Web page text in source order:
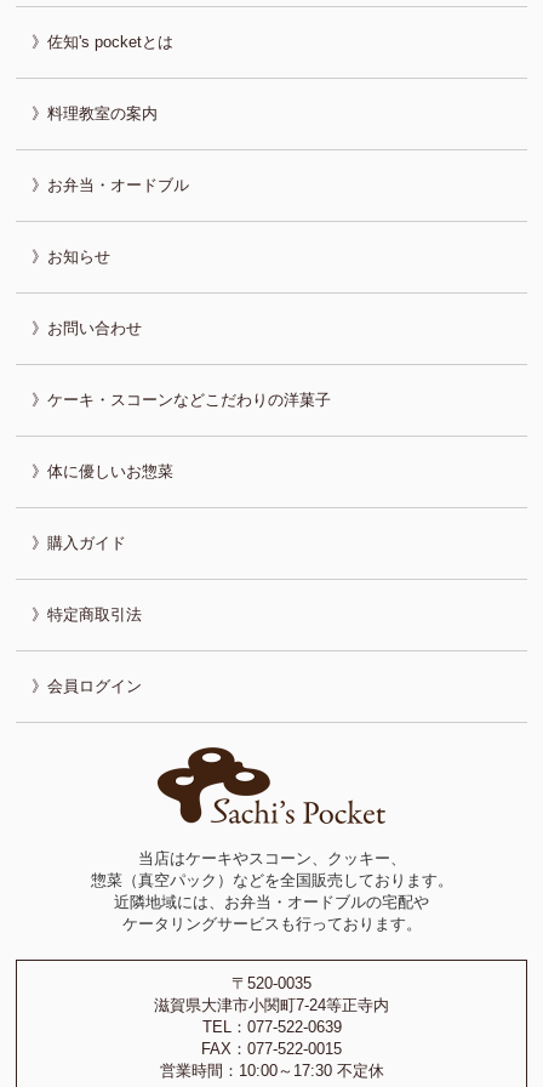
佐知's pocketとは
料理教室の案内
お弁当・オードブル
お知らせ
お問い合わせ
ケーキ・スコーンなどこだわりの洋菓子
体に優しいお惣菜
購入ガイド
特定商取引法
会員ログイン
当店はケーキやスコーン、クッキー、
惣菜（真空パック）などを全国販売しております。
近隣地域には、お弁当・オードブルの宅配や
ケータリングサービスも行っております。
〒520-0035
滋賀県大津市小関町7-24等正寺内
TEL：077-522-0639
FAX：077-522-0015
営業時間：10:00～17:30 不定休